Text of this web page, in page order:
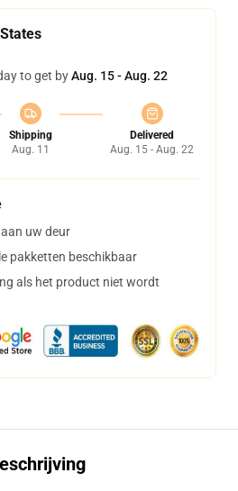
to get byAug. 15 - Aug. 22
Shipping
Aug. 11
Delivered
Aug. 15 - Aug. 22
uw deur
pakketten beschikbaar
als het product niet wordt